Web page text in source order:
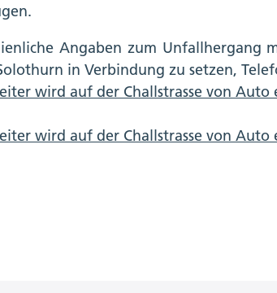
Angaben zum Unfallhergang
in Verbindung zu setzen,
wird auf der Challstrasse von
wird auf der Challstrasse von